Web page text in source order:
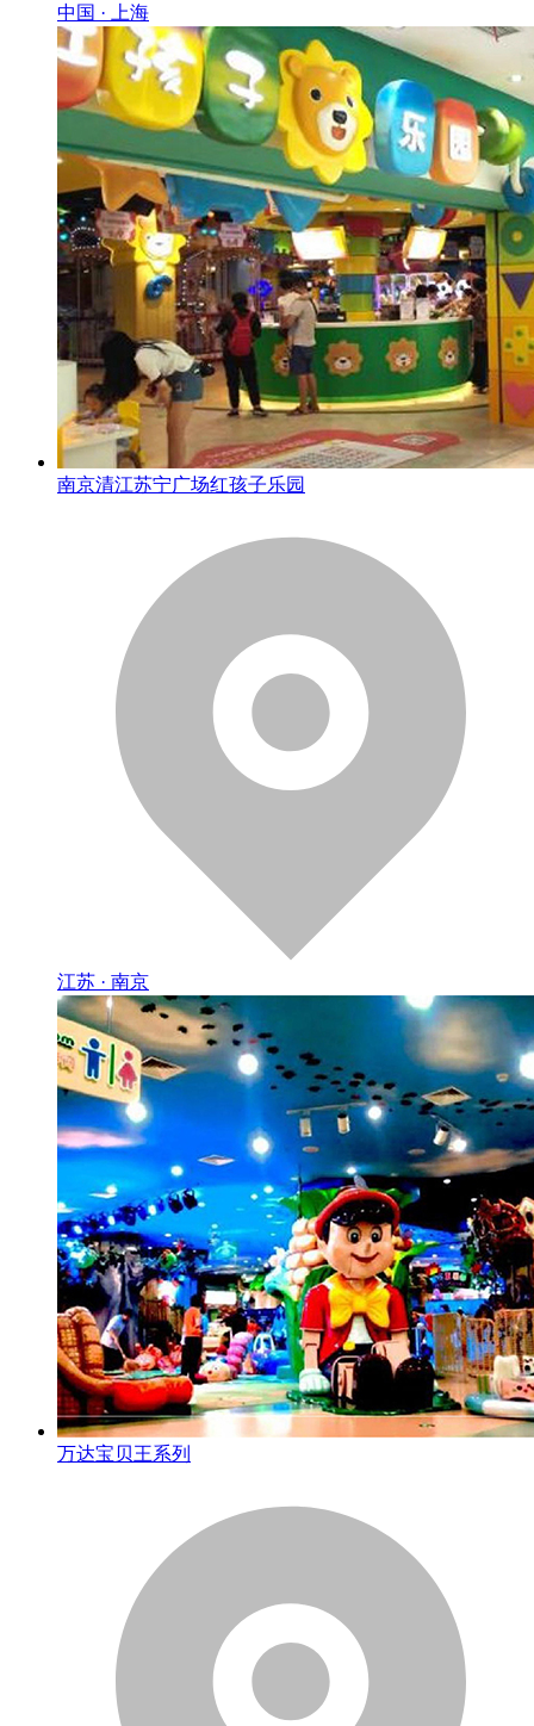
中国 · 上海
南京清江苏宁广场红孩子乐园
江苏 · 南京
万达宝贝王系列